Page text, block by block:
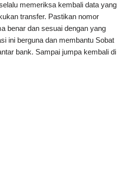
memeriksa kembali data yang
transfer. Pastikan nomor
benar dan sesuai dengan yang
ini berguna dan membantu Sobat
bank. Sampai jumpa kembali di